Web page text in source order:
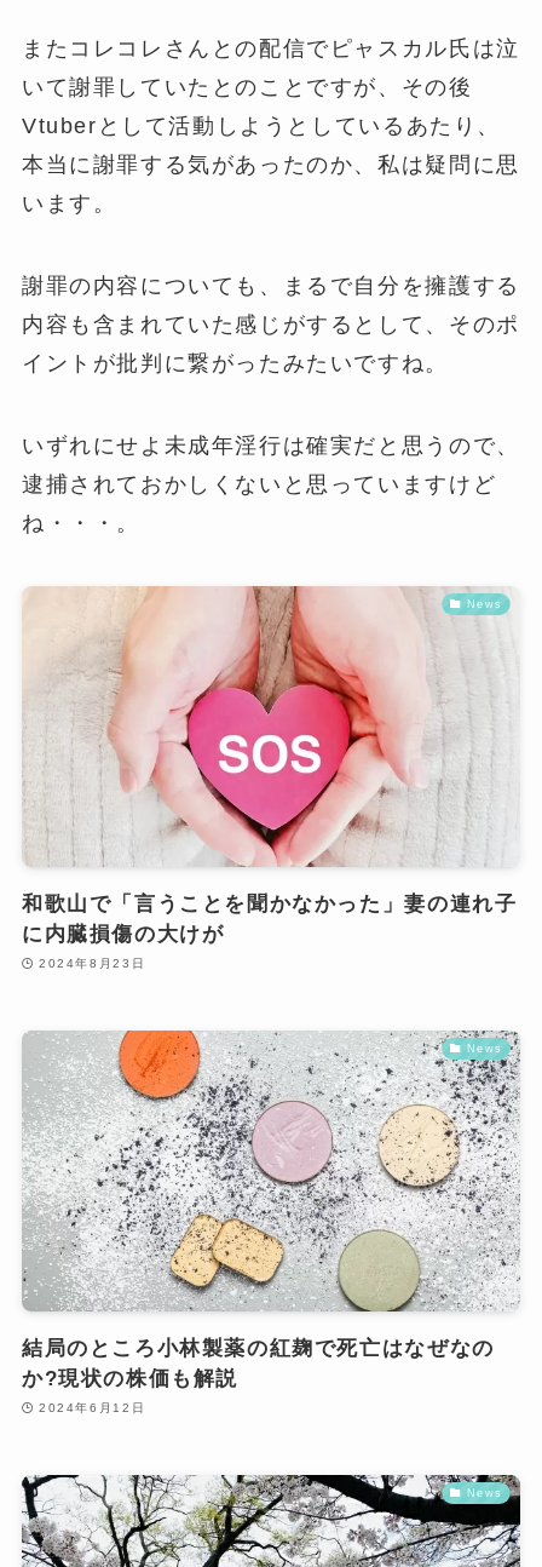
またコレコレさんとの配信でピャスカル氏は泣
いて謝罪していたとのことですが、その後
Vtuberとして活動しようとしているあたり、
本当に謝罪する気があったのか、私は疑問に思
います。
謝罪の内容についても、まるで自分を擁護する
内容も含まれていた感じがするとして、そのポ
イントが批判に繋がったみたいですね。
いずれにせよ未成年淫行は確実だと思うので、
逮捕されておかしくないと思っていますけど
ね・・・。
News
和歌山で「言うことを聞かなかった」妻の連れ子
に内臓損傷の大けが
2024年8月23日
News
結局のところ小林製薬の紅麹で死亡はなぜなの
か?現状の株価も解説
2024年6月12日
News